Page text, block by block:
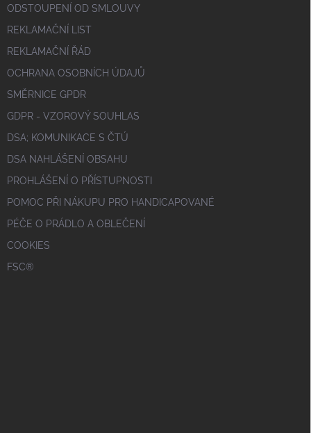
ODSTOUPENÍ OD SMLOUVY
REKLAMAČNÍ LIST
REKLAMAČNÍ ŘÁD
OCHRANA OSOBNÍCH ÚDAJŮ
SMĚRNICE GPDR
GDPR - VZOROVÝ SOUHLAS
DSA; KOMUNIKACE S ČTÚ
DSA NAHLÁŠENÍ OBSAHU
PROHLÁŠENÍ O PŘÍSTUPNOSTI
POMOC PŘI NÁKUPU PRO HANDICAPOVANÉ
PÉČE O PRÁDLO A OBLEČENÍ
COOKIES
FSC®